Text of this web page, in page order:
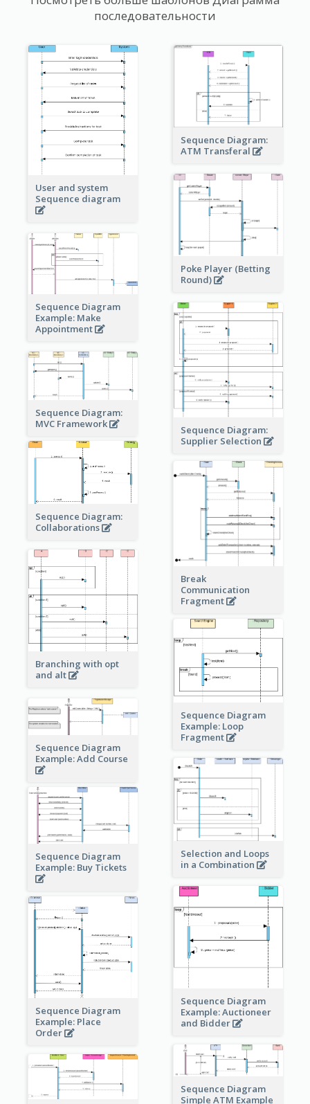
последовательности
User and system
Sequence diagram
Sequence Diagram:
ATM Transferal
Poke Player (Betting
Round)
Sequence Diagram
Example: Make
Appointment
Sequence Diagram:
Supplier Selection
Sequence Diagram:
MVC Framework
Sequence Diagram:
Collaborations
Break
Communication
Fragment
Branching with opt
and alt
Sequence Diagram
Example: Loop
Fragment
Sequence Diagram
Example: Add Course
Selection and Loops
in a Combination
Sequence Diagram
Example: Buy Tickets
Sequence Diagram
Example: Auctioneer
and Bidder
Sequence Diagram
Example: Place
Order
Sequence Diagram
Simple ATM Example